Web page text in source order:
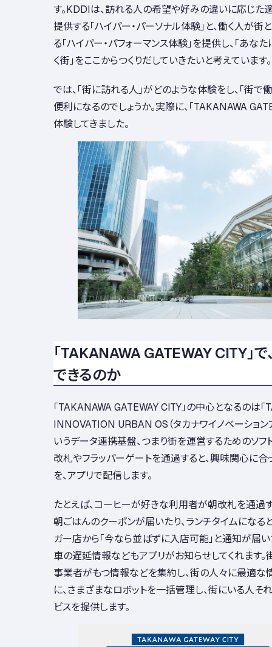
す。KDDIは、訪れる人の希望や好みの違いに応じた
提供する「ハイパー・パーソナル体験」と、働く人が
る「ハイパー・パフォーマンス体験」を提供し、「あな
く街」をここからつくりだしていきたいと考えています。
では、「街に訪れる人」がどのような体験をし、「街で
便利になるのでしょうか。実際に、「TAKANAWA
体験してきました。
「TAKANAWA GATEWAY CITY」で
できるのか
「TAKANAWA GATEWAY CITY」の中心となるのは
INNOVATION URBAN OS（タカナワイノベーション
いうデータ連携基盤、つまり街を運営するためのソフ
改札やフラッパーゲートを通過すると、興味関心に
を、アプリで配信します。
たとえば、コーヒーが好きな利用者が朝改札を通過
朝ごはんのクーポンが届いたり、ランチタイムになる
ガー店から「今なら並ばずに入店可能」と通知が届い
車の遅延情報などもアプリがお知らせしてくれます。
事業者がもつ情報などを集約し、街の人々に最適な
に、さまざまなロボットを一括管理し、街にいる人
ビスを提供します。